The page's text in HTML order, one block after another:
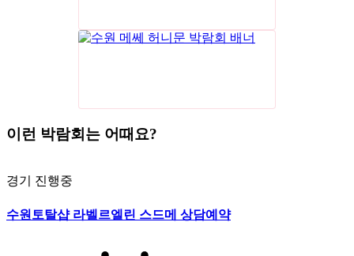
이런 박람회는 어때요?
경기 진행중
수원토탈샵 라벨르엘린 스드메 상담예약